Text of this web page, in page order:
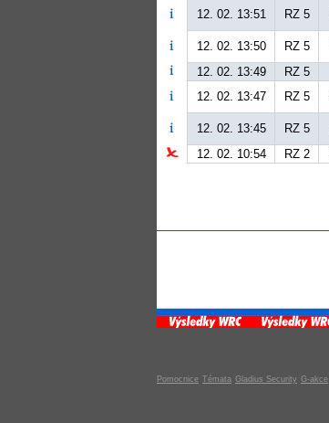
12. 02. 13:51
RZ 5
12. 02. 13:50
RZ 5
12. 02. 13:49
RZ 5
12. 02. 13:47
RZ 5
12. 02. 13:45
RZ 5
12. 02. 10:54
RZ 2
Pomocnice Témata Gladius Security G-akce